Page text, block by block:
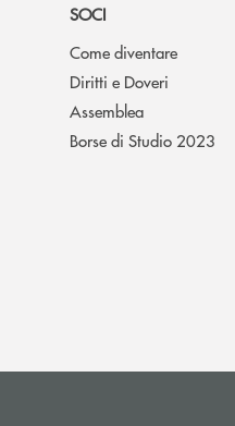
SOCI
Come diventare
Diritti e Doveri
Assemblea
Borse di Studio 2023